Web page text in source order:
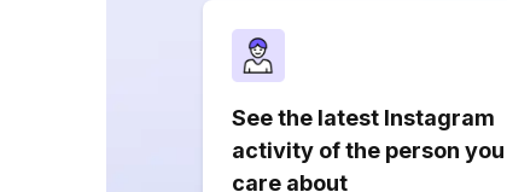
See the latest Instagram
activity of the person you
care about